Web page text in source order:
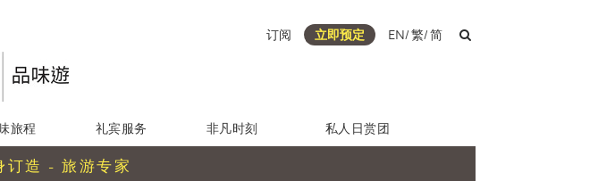
订阅 立即预定 EN/繁/简
旅程 礼宾服务 非凡时刻 私人日赏团
订造 - 旅游专家